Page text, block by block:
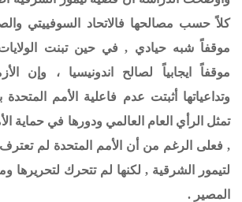
كلاً حسب مصالحها فالاتحاد السوفييتي
موقفاً شبه حيادي , في حين تبنت الولايات
موقفاً ايجابياً لصالح اندونيسيا ، و إن
وتداعياتها أثبتت عدم فاعلية الأمم
تمثل الرأي العام العالمي ودورها في حماية
, فعلى الرغم من أن الأمم المتحدة لم تعترف
لتيمور الشرقية , لكنها لم تتحرك لتحريرها
المصير .